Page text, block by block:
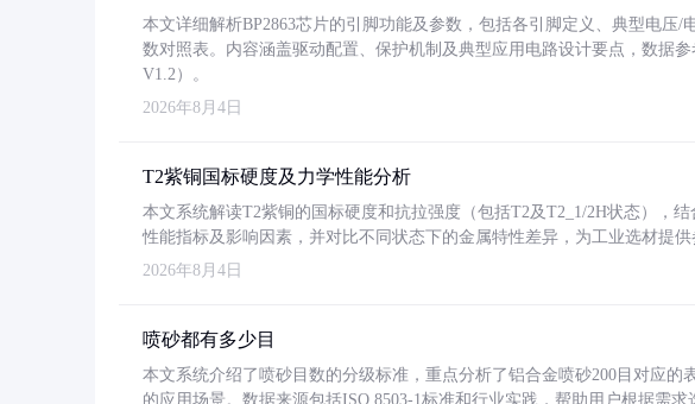
本文详细解析BP2863芯片的引脚功能及参数，包括各引脚定义、典型电压
数对照表。内容涵盖驱动配置、保护机制及典型应用电路设计要点，数据
V1.2）。
2026年8月4日
T2紫铜国标硬度及力学性能分析
本文系统解读T2紫铜的国标硬度和抗拉强度（包括T2及T2_1/2H状态），
性能指标及影响因素，并对比不同状态下的金属特性差异，为工业选材提供
2026年8月4日
喷砂都有多少目
本文系统介绍了喷砂目数的分级标准，重点分析了铝合金喷砂200目对应的
的应用场景。数据来源包括ISO 8503-1标准和行业实践，帮助用户根据需求